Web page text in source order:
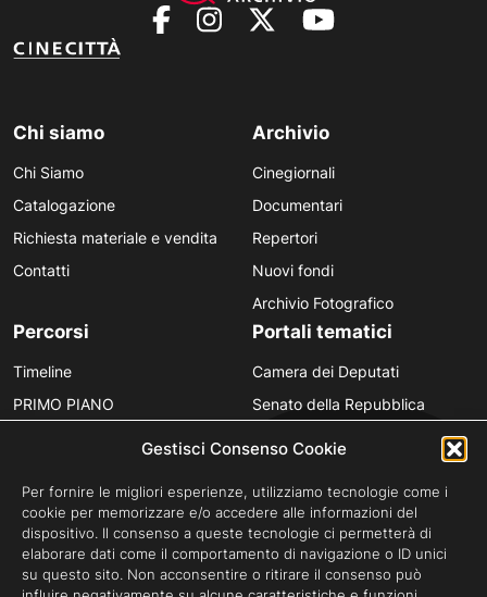
Gestisci Consenso Cookie
Per fornire le migliori esperienze, utilizziamo tecnologie come i
cookie per memorizzare e/o accedere alle informazioni del
dispositivo. Il consenso a queste tecnologie ci permetterà di
elaborare dati come il comportamento di navigazione o ID unici
su questo sito. Non acconsentire o ritirare il consenso può
Chi siamo
Chi Siamo
Catalogazione
Richiesta materiale e vendita
Contatti
Archivio
Cinegiornali
Documentari
Repertori
Nuovi fondi
Archivio Fotografico
Percorsi
Timeline
PRIMO PIANO
Anniversari
Portali tematici
Camera dei Deputati
Senato della Repubblica
Luce per la didattica
Fare gli italiani